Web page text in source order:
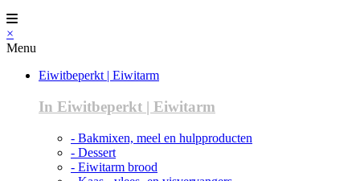
×
Menu
Eiwitbeperkt | Eiwitarm
In Eiwitbeperkt | Eiwitarm
- Bakmixen, meel en hulpproducten
- Dessert
- Eiwitarm brood